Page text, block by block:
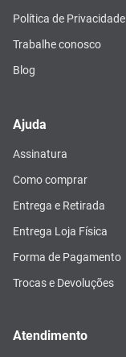
Política de Privacidade
Trabalhe conosco
Blog
Ajuda
Assinatura
Como comprar
Entrega e Retirada
Entrega Loja Física
Forma de Pagamento
Trocas e Devoluções
Atendimento